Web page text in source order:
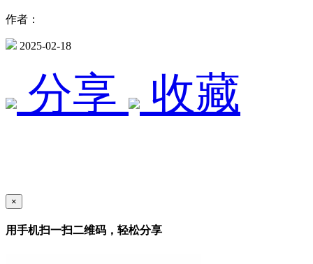
作者：
2025-02-18
分享 收藏
×
用手机扫一扫二维码，轻松分享